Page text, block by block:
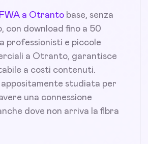
a Otranto base, senza
con download fino a 50
professionisti e piccole
a Otranto, garantisce
a costi contenuti.
appositamente studiata per
una connessione
dove non arriva la fibra